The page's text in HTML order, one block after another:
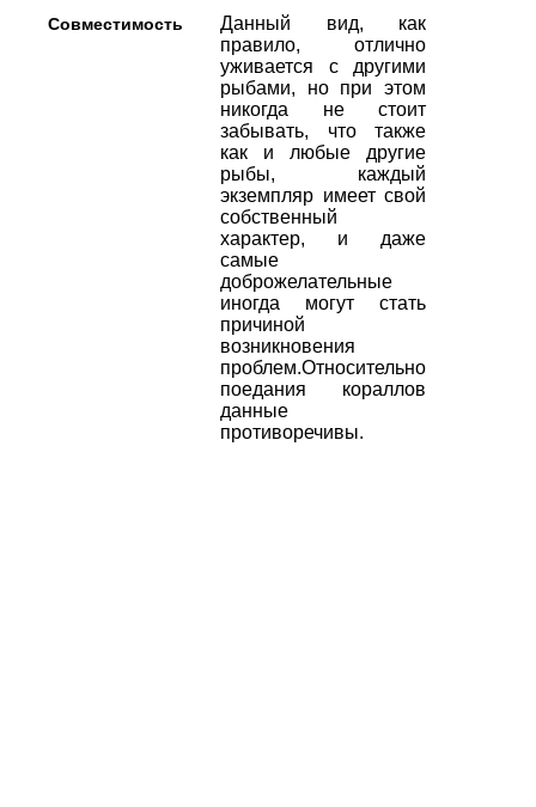
Совместимость
Данный вид, как
правило, отлично
уживается с другими
рыбами, но при этом
никогда не стоит
забывать, что также
как и любые другие
рыбы, каждый
экземпляр имеет свой
собственный
характер, и даже
самые
доброжелательные
иногда могут стать
причиной
возникновения
проблем.Относительно
поедания кораллов
данные
противоречивы.